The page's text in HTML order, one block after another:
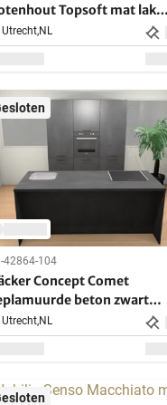
Topsoft mat lak
eiland keuken
Utrecht,NL
42864-104
Concept Comet
beton zwart
Utrecht,NL